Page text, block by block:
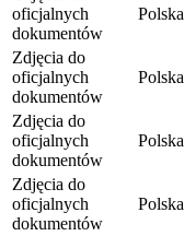
oficjalnych
dokumentów
Polska
Zdjęcia do
oficjalnych
dokumentów
Polska
Zdjęcia do
oficjalnych
dokumentów
Polska
Zdjęcia do
oficjalnych
dokumentów
Polska